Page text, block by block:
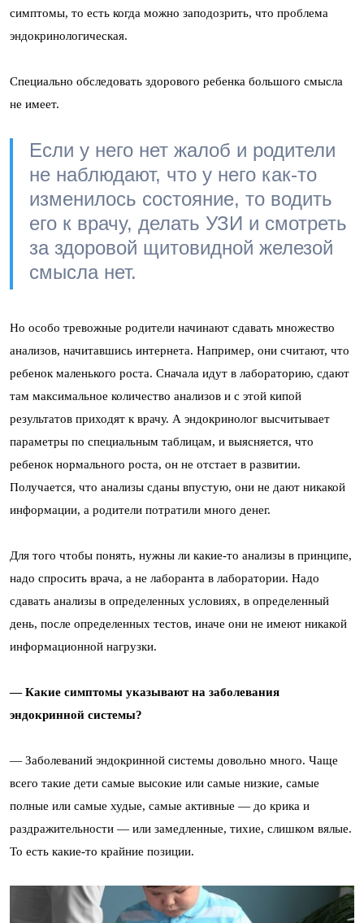
симптомы, то есть когда можно заподозрить, что проблема
эндокринологическая.
Специально обследовать здорового ребенка большого смысла
не имеет.
Если у него нет жалоб и родители
не наблюдают, что у него как-то
изменилось состояние, то водить
его к врачу, делать УЗИ и смотреть
за здоровой щитовидной железой
смысла нет.
Но особо тревожные родители начинают сдавать множество
анализов, начитавшись интернета. Например, они считают, что
ребенок маленького роста. Сначала идут в лабораторию, сдают
там максимальное количество анализов и с этой кипой
результатов приходят к врачу. А эндокринолог высчитывает
параметры по специальным таблицам, и выясняется, что
ребенок нормального роста, он не отстает в развитии.
Получается, что анализы сданы впустую, они не дают никакой
информации, а родители потратили много денег.
Для того чтобы понять, нужны ли какие-то анализы в принципе,
надо спросить врача, а не лаборанта в лаборатории. Надо
сдавать анализы в определенных условиях, в определенный
день, после определенных тестов, иначе они не имеют никакой
информационной нагрузки.
— Какие симптомы указывают на заболевания
эндокринной системы?
— Заболеваний эндокринной системы довольно много. Чаще
всего такие дети самые высокие или самые низкие, самые
полные или самые худые, самые активные — до крика и
раздражительности — или замедленные, тихие, слишком вялые.
То есть какие-то крайние позиции.